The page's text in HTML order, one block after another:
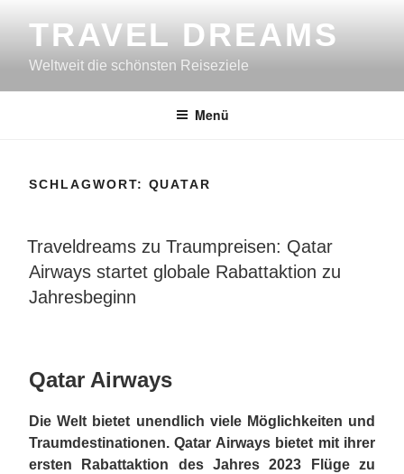
InhaltTRAVEL DREAMS
Weltweit die schönsten Reiseziele
Menü
SCHLAGWORT: QUATAR
VERÖFFENTLICHT
AM
Traveldreams zu Traumpreisen: Qatar
Airways startet globale Rabattaktion zu
Jahresbeginn
Qatar Airways
Die Welt bietet unendlich viele Möglichkeiten und
Traumdestinationen. Qatar Airways bietet mit ihrer
ersten Rabattaktion des Jahres 2023 Flüge zu